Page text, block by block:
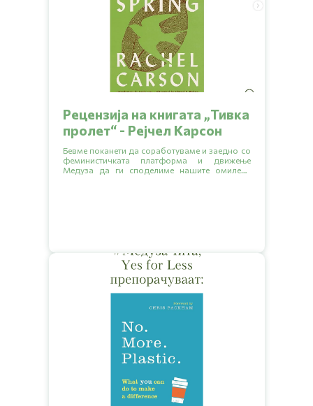
Рецензија на книгата „Тивка
пролет“ - Рејчел Карсон
Бевме поканети да соработуваме и заедно со
феминистичката платформа и движење
Медуза да ги споделиме нашите омилени